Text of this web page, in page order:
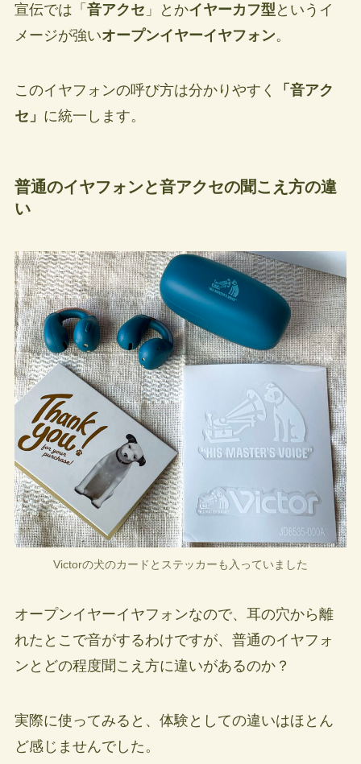
宣伝では「 音アクセ 」とかイヤーカフ型 というイ
メージが強いオープンイヤーイヤフォン。
このイヤフォンの呼び方は分かりやすく
「音アク
セ」 に統一します。
普通のイヤフォンと音アクセの聞こえ方の違
い
Victorの犬のカードとステッカーも入っていました
オープンイヤーイヤフォンなので、耳の穴から離
れたとこで音がするわけですが、普通のイヤフォ
ンとどの程度聞こえ方に違いがあるのか？
実際に使ってみると、体験としての違いはほとん
ど感じませんでした。